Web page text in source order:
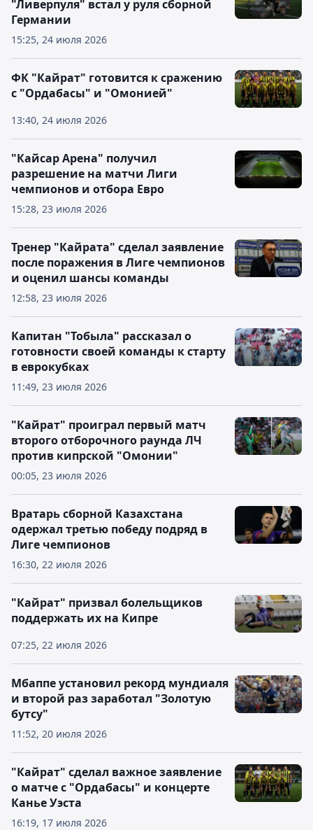
15:25, 24 июля 2026
"Ливерпуля" встал у руля сборной
Германии
13:40, 24 июля 2026
ФК "Кайрат" готовится к сражению
с "Ордабасы" и "Омонией"
15:28, 23 июля 2026
"Кайсар Арена" получил
разрешение на матчи Лиги
чемпионов и отбора Евро
12:58, 23 июля 2026
Тренер "Кайрата" сделал заявление
после поражения в Лиге чемпионов
и оценил шансы команды
11:49, 23 июля 2026
Капитан "Тобыла" рассказал о
готовности своей команды к старту
в еврокубках
00:05, 23 июля 2026
"Кайрат" проиграл первый матч
второго отборочного раунда ЛЧ
против кипрской "Омонии"
16:30, 22 июля 2026
Вратарь сборной Казахстана
одержал третью победу подряд в
Лиге чемпионов
07:25, 22 июля 2026
"Кайрат" призвал болельщиков
поддержать их на Кипре
11:52, 20 июля 2026
Мбаппе установил рекорд мундиаля
и второй раз заработал "Золотую
бутсу"
16:19, 17 июля 2026
"Кайрат" сделал важное заявление
о матче с "Ордабасы" и концерте
Канье Уэста